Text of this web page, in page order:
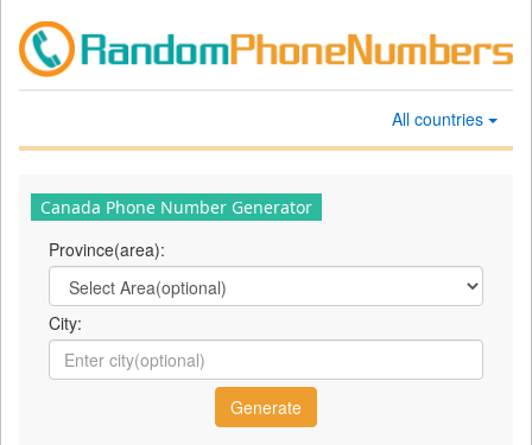
All countries
Canada Phone Number Generator
Province(area):
City: